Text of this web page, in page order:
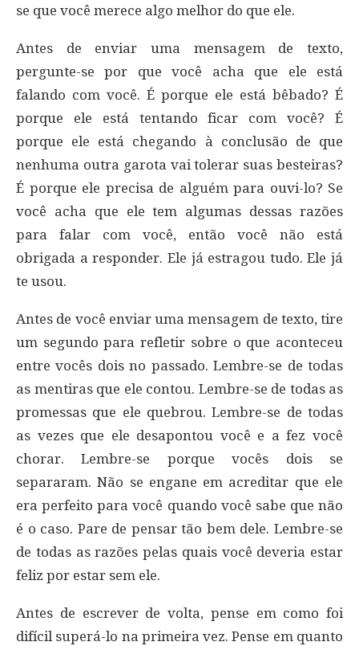
se que você merece algo melhor do que ele.
Antes de enviar uma mensagem de texto,
pergunte-se por que você acha que ele está
falando com você. É porque ele está bêbado? É
porque ele está tentando ficar com você? É
porque ele está chegando à conclusão de que
nenhuma outra garota vai tolerar suas besteiras?
É porque ele precisa de alguém para ouvi-lo? Se
você acha que ele tem algumas dessas razões
para falar com você, então você não está
obrigada a responder. Ele já estragou tudo. Ele já
te usou.
Antes de você enviar uma mensagem de texto, tire
um segundo para refletir sobre o que aconteceu
entre vocês dois no passado. Lembre-se de todas
as mentiras que ele contou. Lembre-se de todas as
promessas que ele quebrou. Lembre-se de todas
as vezes que ele desapontou você e a fez você
chorar. Lembre-se porque vocês dois se
separaram. Não se engane em acreditar que ele
era perfeito para você quando você sabe que não
é o caso. Pare de pensar tão bem dele. Lembre-se
de todas as razões pelas quais você deveria estar
feliz por estar sem ele.
Antes de escrever de volta, pense em como foi
difícil superá-lo na primeira vez. Pense em quanto